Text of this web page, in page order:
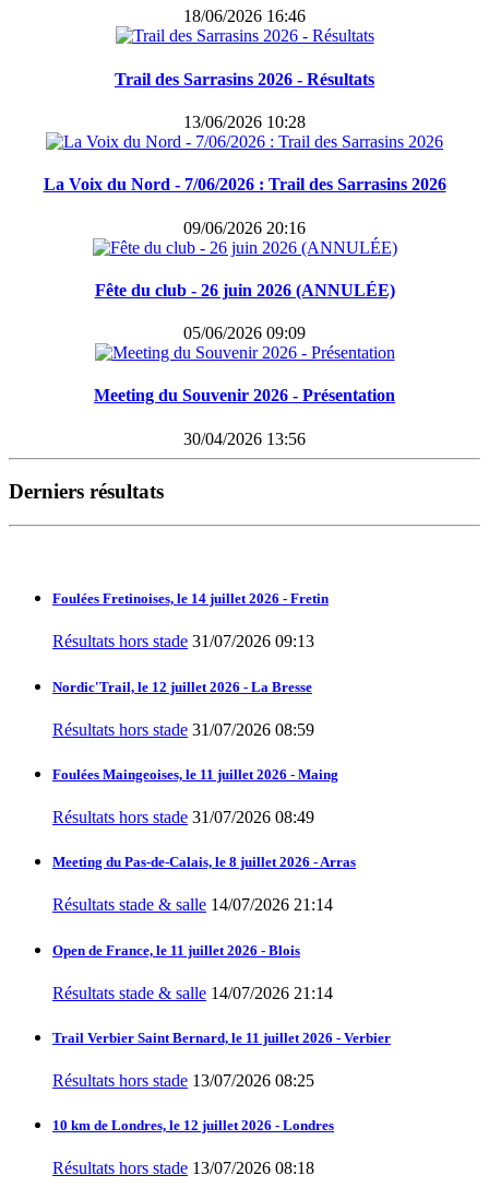
18/06/2026 16:46
Trail des Sarrasins 2026 - Résultats
13/06/2026 10:28
La Voix du Nord - 7/06/2026 : Trail des Sarrasins 2026
09/06/2026 20:16
Fête du club - 26 juin 2026 (ANNULÉE)
05/06/2026 09:09
Meeting du Souvenir 2026 - Présentation
30/04/2026 13:56
Derniers résultats
Foulées Fretinoises, le 14 juillet 2026 - Fretin
Résultats hors stade 31/07/2026 09:13
Nordic'Trail, le 12 juillet 2026 - La Bresse
Résultats hors stade 31/07/2026 08:59
Foulées Maingeoises, le 11 juillet 2026 - Maing
Résultats hors stade 31/07/2026 08:49
Meeting du Pas-de-Calais, le 8 juillet 2026 - Arras
Résultats stade & salle 14/07/2026 21:14
Open de France, le 11 juillet 2026 - Blois
Résultats stade & salle 14/07/2026 21:14
Trail Verbier Saint Bernard, le 11 juillet 2026 - Verbier
Résultats hors stade 13/07/2026 08:25
10 km de Londres, le 12 juillet 2026 - Londres
Résultats hors stade 13/07/2026 08:18